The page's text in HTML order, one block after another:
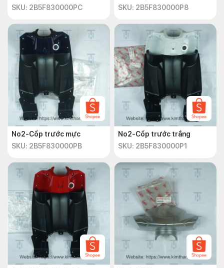
SKU: 2B5F830000PC
SKU: 2B5F830000P8
No2-Cốp trước mực
SKU: 2B5F830000PB
No2-Cốp trước trắng
SKU: 2B5F830000P1